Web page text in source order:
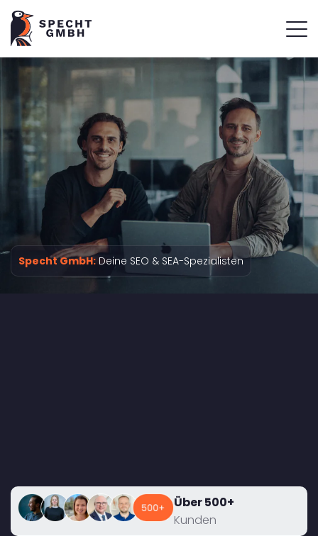
Specht GmbH: Deine SEO & SEA-Spezialisten
Über 500+
Kunden